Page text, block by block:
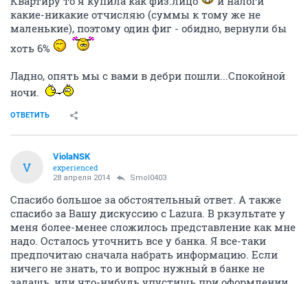
какие-никакие отчисляю (суммы к тому же не
маленькие), поэтому один фиг - обидно, вернули бы
хоть 6%
Ладно, опять мы с вами в дебри пошли...Спокойной
ночи.
ОТВЕТИТЬ
V
ViolaNSK
experienced
28 апреля 2014 Smol0403
Спасибо большое за обстоятельный ответ. А также
спасибо за Вашу дискуссию с Lazura. В ркзультате у
меня более-менее сложилось представление как мне
надо. Осталось уточнить все у банка. Я все-таки
предпочитаю сначала набрать информацию. Если
ничего не знать, то и вопрос нужный в банке не